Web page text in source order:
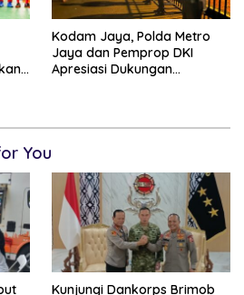
Kodam Jaya, Polda Metro
Jaya dan Pemprop DKI
Apresiasi Dukungan
You
Kunjungi Dankorps Brimob